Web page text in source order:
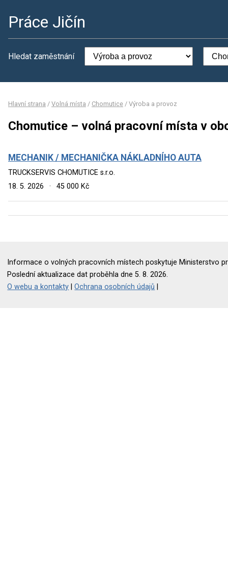
Práce Jičín
Hledat zaměstnání
Hlavní strana / Volná místa / Chomutice / Výroba a provoz
Chomutice – volná pracovní místa v
MECHANIK / MECHANIČKA NÁKLADNÍHO AUTA
TRUCKSERVIS CHOMUTICE s.r.o.
18. 5. 2026
· 45 000 Kč
Informace o volných pracovních místech poskytuje Ministerstvo
Poslední aktualizace dat proběhla dne 5. 8. 2026.
O webu a kontakty |Ochrana osobních údajů